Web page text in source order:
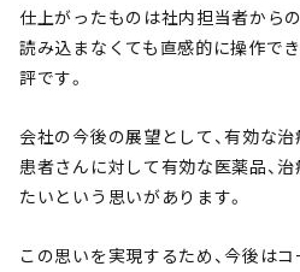
仕上がったものは社内担当者から
読み込まなくても直感的に操作で
評です。
会社の今後の展望として、有効な
患者さんに対して有効な医薬品、
たいという思いがあります。
この思いを実現するため、今後は